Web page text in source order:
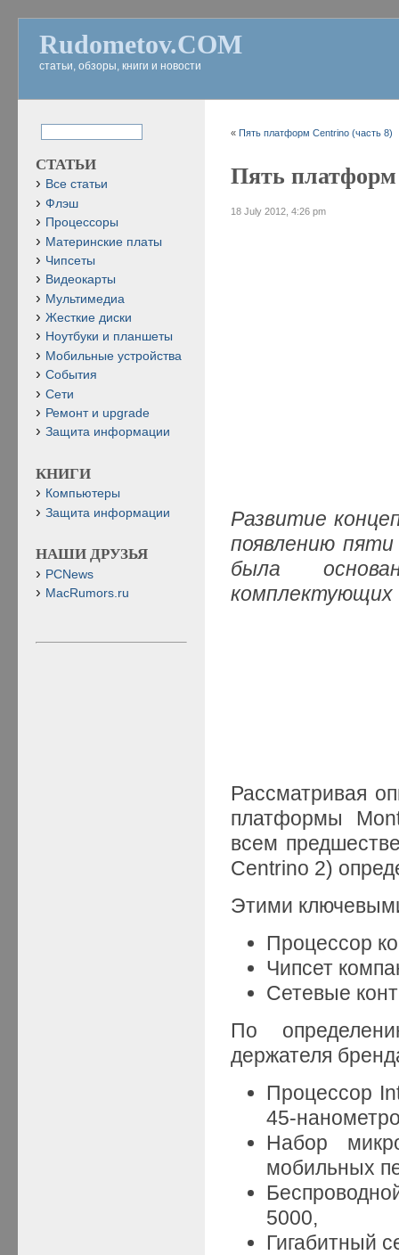
Rudometov.COM
статьи, обзоры, книги и новости
«Пять платформ Centrino (часть 8)
Пять
18 July 2012, 4:26 pm
Развитие
появлению
была
комплектующих
Рассматривая
платформы
всем
Centrino 2)
Этими
Процессор
Чипсет
Сетевые
По
держателя
Процессор
45-
Набор
мобильных
5000,
Гигабитный
СТАТЬИ
Все статьи
Флэш
Процессоры
Материнские платы
Чипсеты
Видеокарты
Мультимедиа
Жесткие диски
Ноутбуки и планшеты
Мобильные устройства
События
Сети
Ремонт и upgrade
Защита информации
КНИГИ
Компьютеры
Защита информации
НАШИ ДРУЗЬЯ
PCNews
MacRumors.ru